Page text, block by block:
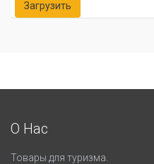
О Нас
Товары для туризма.